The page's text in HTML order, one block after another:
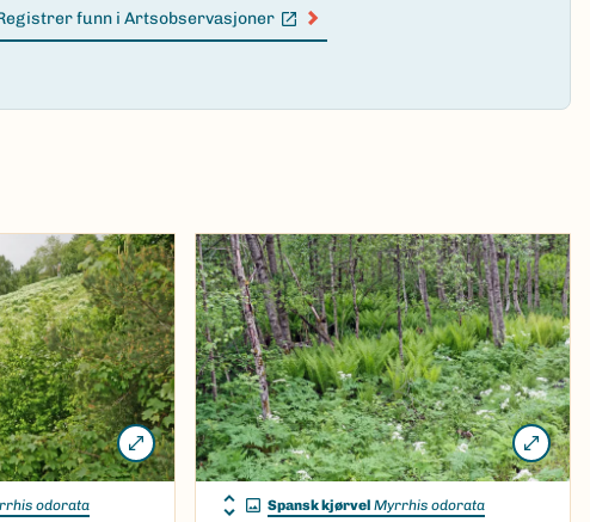
funn i Artsobservasjoner
lenke)
odorata Spansk kjørvel Myrrhis odorata